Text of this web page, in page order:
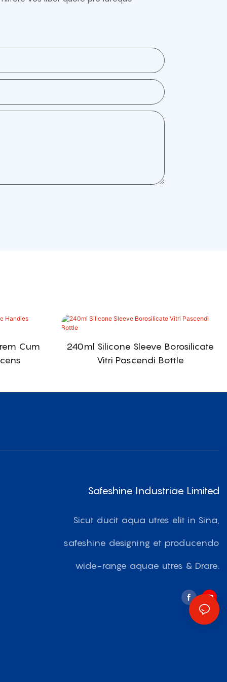
Cum
240ml Silicone Sleeve Borosilicate
Vitri Pascendi Bottle
Safeshine Industriae Limited
Sicut ducit aqua utres elit in Sina,
safeshine designing et producendo
wide-range aquae utres & Drare.